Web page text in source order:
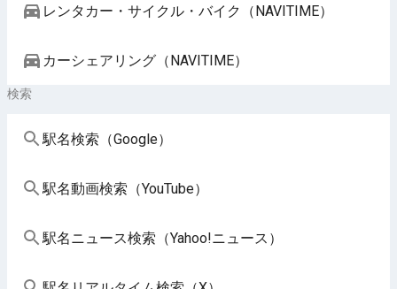
レンタカー・サイクル・バイク（NAVITIME）
カーシェアリング（NAVITIME）
検索
駅名検索（Google）
駅名動画検索（YouTube）
駅名ニュース検索（Yahoo!ニュース）